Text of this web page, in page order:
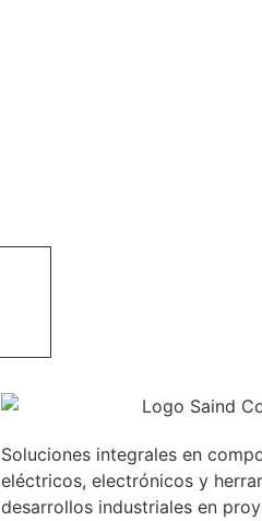
Soluciones integrales en
eléctricos, electrónicos y
desarrollos industriales en